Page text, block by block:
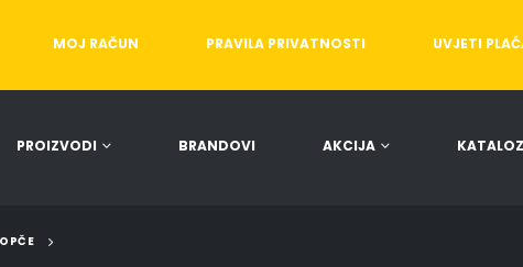
MOJ RAČUN PRAVILA PRIVATNOSTI UVJETI
PROIZVODI BRANDOVI AKCIJA